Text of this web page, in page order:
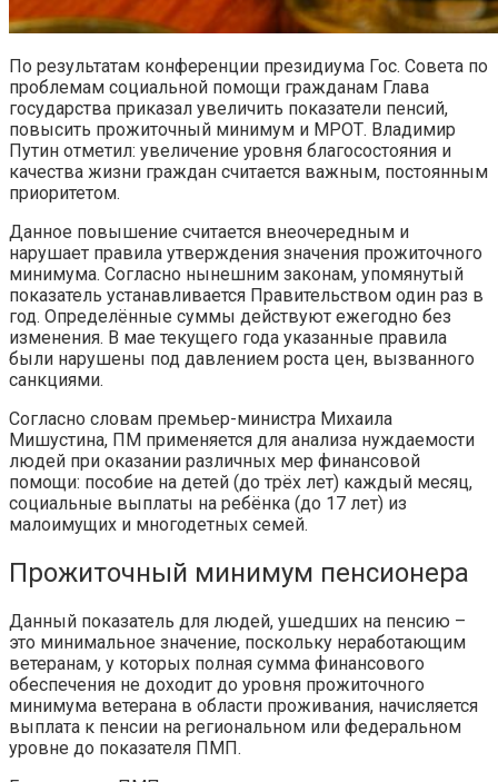
По результатам конференции президиума Гос. Совета по
проблемам социальной помощи гражданам Глава
государства приказал увеличить показатели пенсий,
повысить прожиточный минимум и МРОТ. Владимир
Путин отметил: увеличение уровня благосостояния и
качества жизни граждан считается важным, постоянным
приоритетом.
Данное повышение считается внеочередным и
нарушает правила утверждения значения прожиточного
минимума. Согласно нынешним законам, упомянутый
показатель устанавливается Правительством один раз в
год. Определённые суммы действуют ежегодно без
изменения. В мае текущего года указанные правила
были нарушены под давлением роста цен, вызванного
санкциями.
Согласно словам премьер-министра Михаила
Мишустина, ПМ применяется для анализа нуждаемости
людей при оказании различных мер финансовой
помощи: пособие на детей (до трёх лет) каждый месяц,
социальные выплаты на ребёнка (до 17 лет) из
малоимущих и многодетных семей.
Прожиточный минимум пенсионера
Данный показатель для людей, ушедших на пенсию –
это минимальное значение, поскольку неработающим
ветеранам, у которых полная сумма финансового
обеспечения не доходит до уровня прожиточного
минимума ветерана в области проживания, начисляется
выплата к пенсии на региональном или федеральном
уровне до показателя ПМП.